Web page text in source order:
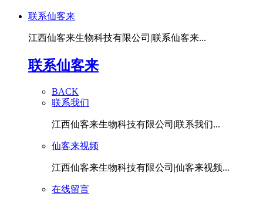
联系仙客来
江西仙客来生物科技有限公司|联系仙客来...
联系仙客来
BACK
联系我们
江西仙客来生物科技有限公司|联系我们...
仙客来视频
江西仙客来生物科技有限公司|仙客来视频...
在线留言